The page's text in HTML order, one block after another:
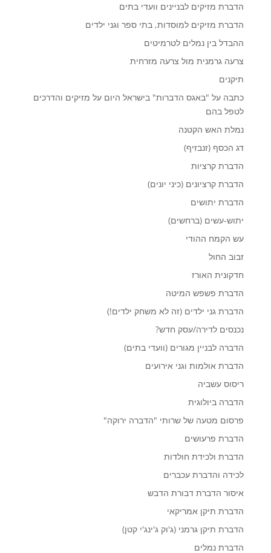
הדברת מזיקים לבניינים וועדי בתים
הדברת מזיקים למוסדות, בתי ספר וגני ילדים
ההבדל בין נמלים לטרמיטים
צרעה גרמנית מול צרעה מזרחית
תיקנים
כתבה על "באגס הדברות" בישראל היום על מזיקים והדרכים
לטפל בהם
נמלת האש הקטנה
דג הכסף (זנבזיף)
הדברת קרציות
הדברת קרציונים (כיני יונים)
הדברת יתושים
יתוש-עשים (ברחשים)
עש הקמח ההודי
זבוב החול
חדקונית האורז
הדברת פשפש המיטה
הדברת גני ילדים (זה לא משחק ילדים!)
נכנסים לדירה/עסק חדש?
הדברה לבניין מגורים (וועדי בתים)
הדברת אולמות וגני אירועים
ריסוס עשביה
הדברה ביולוגית
פרסום מטעה של שרותי "הדברה ירוקה"
הדברת פרעושים
הדברת ולכידת חולדות
לכידה והדברת עכברים
איסור הדברת דבורת הדבש
הדברת תיקן אמריקאי
הדברת תיקן גרמני (ג'וק ג'ינג'י קטן)
הדברת נמלים